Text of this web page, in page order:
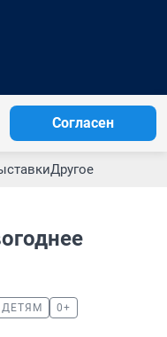
Согласен
Другое
ДЕТЯМ 0+